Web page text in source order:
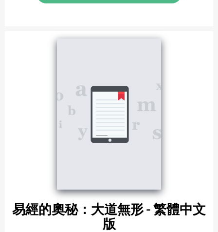
易經的奧秘：大道無形 - 繁體中文
版